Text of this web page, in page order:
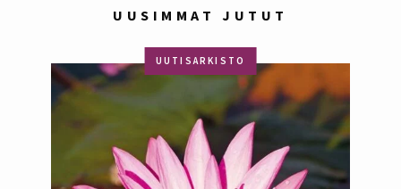
UUSIMMAT JUTUT
UUTISARKISTO